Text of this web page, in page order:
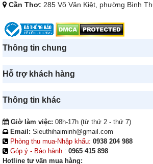
Cần Thơ: 285 Võ Văn Kiệt, phường Bình
Thông tin chung
Hỗ trợ khách hàng
Thông tin khác
Giờ làm việc: 08h-17h (từ thứ 2 - thứ 7)
Email: Sieuthihaiminh@gmail.com
Phòng thu mua-Nhập khẩu: 0938 204 988
Góp ý - Bảo hành : 0965 415 898
Hotline tư vấn mua hàng: